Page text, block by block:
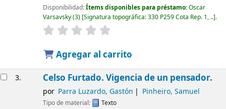
Disponibilidad:Ítems disponibles para préstamo:Oscar
Varsavsky(3) Signatura topográfica:330 P259 Cota Rep. 1, .. .
Agregar al carrito
3. Celso Furtado. Vigencia de un pensador.
por Parra Luzardo, Gastón Pinheiro, Samuel
Tipo de material:
Texto